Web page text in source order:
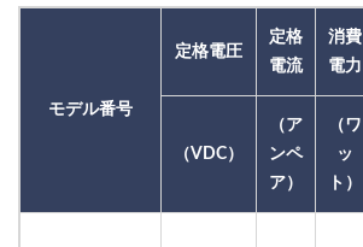
モデル番号
定格電圧
定格
電流
消費
電力
（VDC）
（ア
ンペ
ア）
（ワ
ッ
ト）